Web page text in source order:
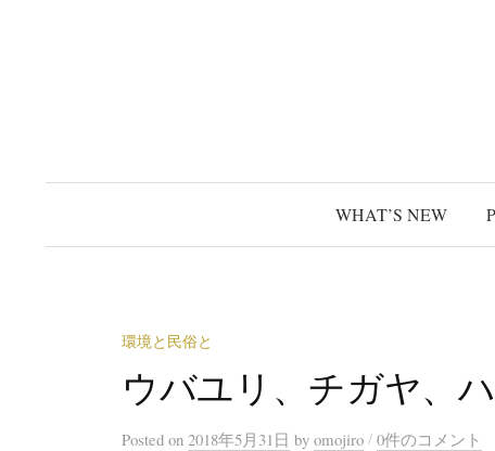
WHAT’S NEW
環境と民俗と
ウバユリ、チガヤ、
Posted on 2018年5月31日 by omojiro / 0件のコメント